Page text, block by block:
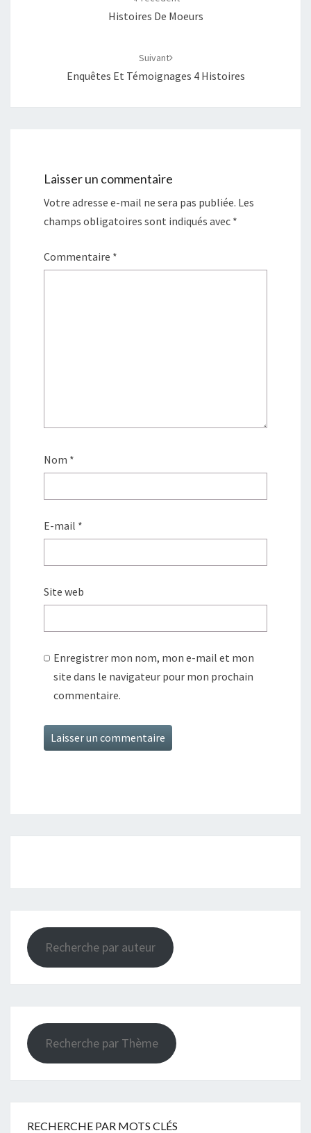
Histoires De Moeurs
Suivant
Enquêtes Et Témoignages 4 Histoires
Laisser un commentaire
Votre adresse e-mail ne sera pas publiée. Les
champs obligatoires sont indiqués avec *
Commentaire *
Nom *
E-mail *
Site web
Enregistrer mon nom, mon e-mail et mon
site dans le navigateur pour mon prochain
commentaire.
Recherche par auteur
Recherche par Thème
RECHERCHE PAR MOTS CLÉS